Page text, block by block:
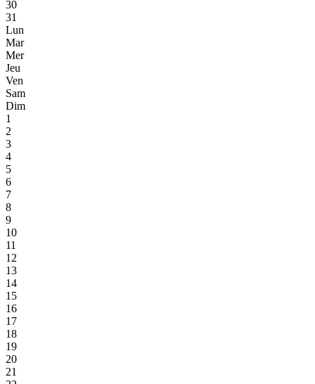
30
31
Lun
Mar
Mer
Jeu
Ven
Sam
Dim
1
2
3
4
5
6
7
8
9
10
11
12
13
14
15
16
17
18
19
20
21